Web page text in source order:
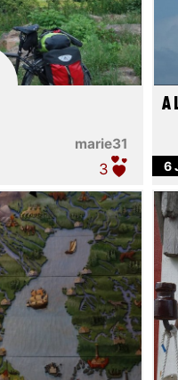
marie31
3
A
6